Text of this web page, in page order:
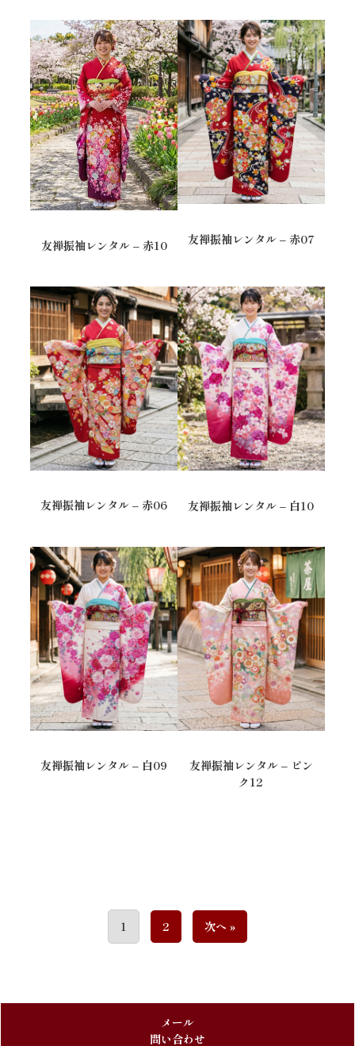
友禅振袖レンタル – 赤10 友禅振袖レンタル – 赤07
友禅振袖レンタル – 赤06 友禅振袖レンタル – 白10
友禅振袖レンタル – 白09
友禅振袖レンタル – ピン
ク12
1 2 次へ »
メール
問い合わせ